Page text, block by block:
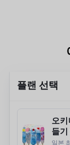
플랜 선택
오키
들기
일본